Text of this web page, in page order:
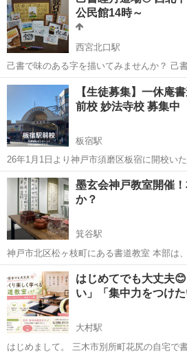
公民館14時～
西宮北口駅
己書で味のある字を描いてみませんか？ 己
ように文字を描く書です。 絵手紙にもぴっ
敵です。 誰でもすぐに味のある字が描ける
毎月第三木曜日10時...
兵庫 西宮市 西宮北口駅 書道
【生徒募集】一休庵
前校 妙法寺校 募集中
板宿駅
26年1月1日より神戸市須磨区板宿に開校い
室」です。 この教室を開校するにあたり 私が大切にしたいこと、 そ
れは、書の技術を磨く場であると同時に、
ことです。 ...
兵庫 神戸市 板宿駅 書道 香
墨玄会神戸教室開催
か？
箕谷駅
神戸市北区松ヶ枝町にある書道教室 本部は
います。 大人対象に、『個人の世界観を深め、クリエイティブ（創造
性）豊かに、かつ自由に表現ができる人を
ます。 ただ美しい字を書くだ...
神戸市 箕谷駅 書道 師範
はじめてでも大丈夫
い」「集中力をつけた
大村駅
はじめまして。 三木市別所町花尻の自宅で